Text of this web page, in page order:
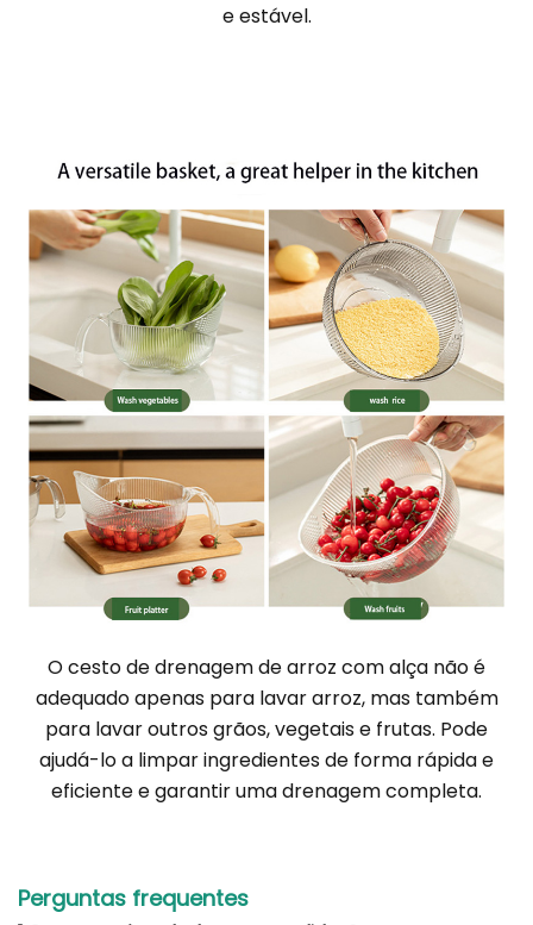
e estável.
O cesto de drenagem de arroz com alça não é
adequado apenas para lavar arroz, mas também
para lavar outros grãos, vegetais e frutas. Pode
ajudá-lo a limpar ingredientes de forma rápida e
eficiente e garantir uma drenagem completa.
Perguntas frequentes